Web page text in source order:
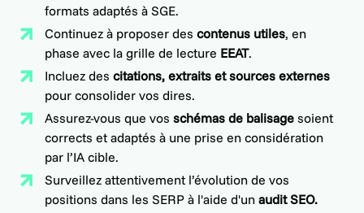
formats adaptés à SGE.
Continuez à proposer descontenus utiles, en
phase avec la grille de lecture EEAT.
Incluez descitations, extraits et sources externes
pour consolider vos dires.
Assurez-vous que vosschémas de balisagesoient
corrects et adaptés à une prise en considération
par l’IA cible.
Surveillez attentivement l’évolution de vos
positions dans les SERP à l'aide d'unaudit SEO.